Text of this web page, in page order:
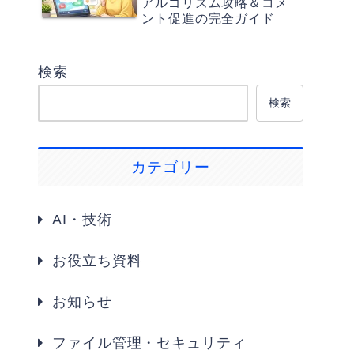
ント促進の完全ガイド
検索
検索
カテゴリー
AI・技術
お役立ち資料
お知らせ
ファイル管理・セキュリティ